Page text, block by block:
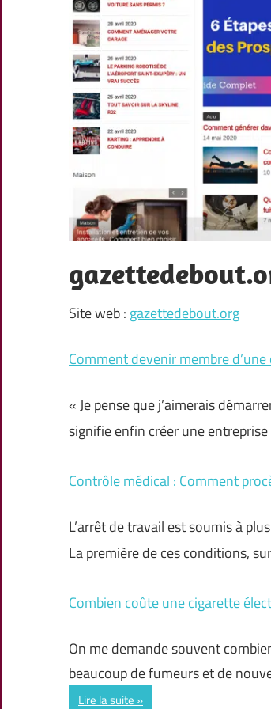
Site web : gazettedebout.org
Comment devenir membre
« Je pense que j’aimerais
signifie enfin créer une
Contrôle médical : Comment
L’arrêt de travail est soumis à
La première de ces conditions,
Combien coûte une cigarette
On me demande souvent
beaucoup de fumeurs et de
Lire la suite